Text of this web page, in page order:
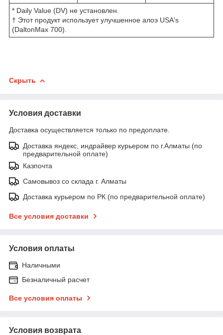
* Daily Value (DV) не установлен.
† Этот продукт использует улучшенное алоэ USA's
(DaltonMax 700).
Скрыть
Условия доставки
Доставка осуществляется только по предоплате.
Доставка яндекс, индрайвер курьером по г.Алматы (по
предварительной оплате)
Казпочта
Самовывоз со склада г. Алматы
Доставка курьером по РК (по предварительной оплате)
Все условия доставки
Условия оплаты
Наличными
Безналичный расчет
Все условия оплаты
Условия возврата